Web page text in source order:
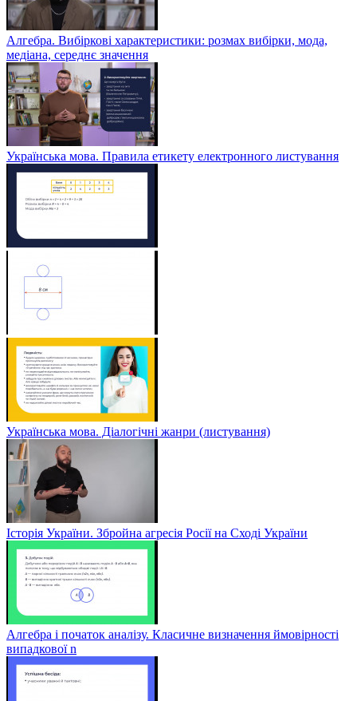
Алгебра. Вибіркові характеристики: розмах вибірки, мода,
медіана, середнє значення
Українська мова. Правила етикету електронного листування
Українська мова. Діалогічні жанри (листування)
Історія України. Збройна агресія Росії на Сході України
Алгебра і початок аналізу. Класичне визначення ймовірності
випадкової n